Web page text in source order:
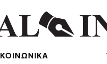
ΚΟΙΝΩΝΙΚΑ